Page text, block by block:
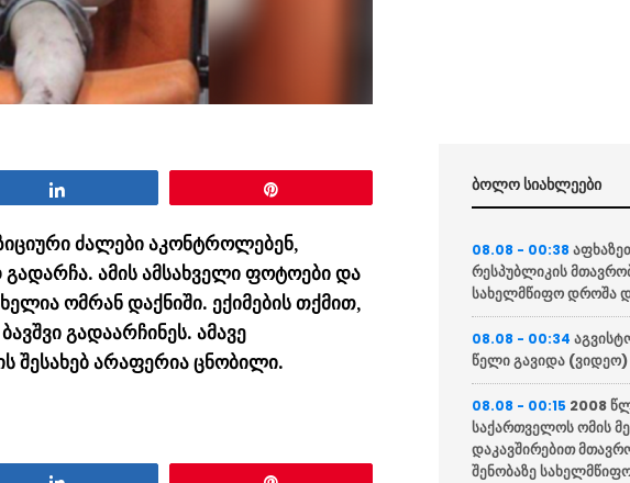
ძალები აკონტროლებენ,
ამის ამსახველი ფოტოები და
ომრან დაქნიში. ექიმების თქმით,
გადაარჩინეს. ამავე
შესახებ არაფერია ცნობილი.
ბოლო სიახლეები
08.08 - 00:38
რესპუბლიკის
სახელმწიფო დროშა
08.08 - 00:34
წელი გავიდა (ვიდეო)
08.08 - 00:15 2008
საქართველოს ომის
დაკავშირებით
შენობაზე